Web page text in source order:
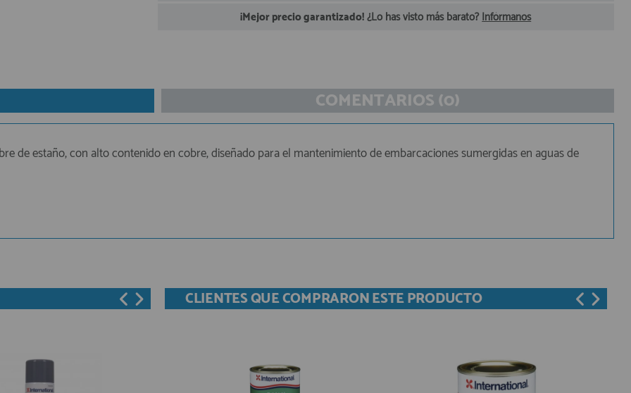
¡Mejor precio garantizado!¿Lo has visto más barato?Infórmanos
COMENTARIOS (0)
de estaño, con alto contenido en cobre, diseñado para el mantenimiento de embarcaciones sumergidas en aguas de
CLIENTES QUE COMPRARON ESTE PRODUCTO